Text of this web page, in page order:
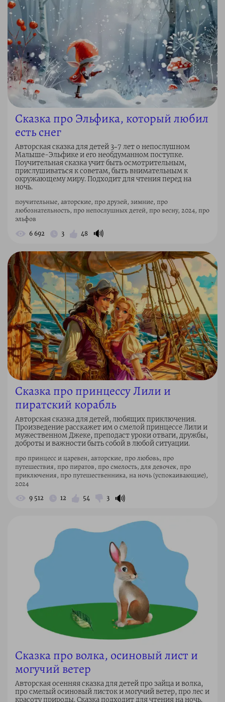
Сказка про Эльфика, который любил
есть снег
Авторская сказка для детей 3–7 лет о непослушном
Малыше-Эльфике и его необдуманном поступке.
Поучительная сказка учит быть осмотрительным,
прислушиваться к советам, быть внимательным к
окружающему миру. Подходит для чтения перед на
ночь.
поучительные, авторские, про друзей, зимние, про
любознательность, про непослушных детей, про весну, 2024, про
эльфов
6 692 3 48 🔊
Сказка про принцессу Лили и
пиратский корабль
Авторская сказка для детей, любящих приключения.
Произведение расскажет им о смелой принцессе Лили и
мужественном Джеке, преподаст уроки отваги, дружбы,
доброты и важности быть собой в любой ситуации.
про принцесс и царевен, авторские, про любовь, про
путешествия, про пиратов, про смелость, для девочек, про
приключения, про путешественника, на ночь (успокаивающие),
2024
9 512 12 54 3 🔊
Сказка про волка, осиновый лист и
могучий ветер
Авторская осенняя сказка для детей про зайца и волка,
про смелый осиновый листок и могучий ветер, про лес и
красоту природы. Сказка подходит для чтения на ночь.